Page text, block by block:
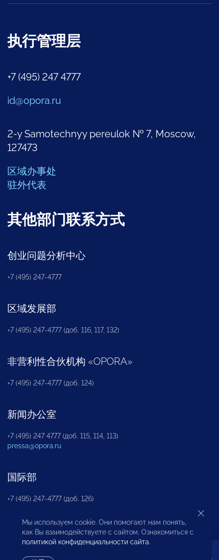
执行管理层
+7 (495) 247 4777
id@opora.ru
2-y Samotechnyy pereulok № 7, Moscow,
127473
区域办事处
驻外代表
其他部门联系方式
创业问题分析中心
+7 (495) 247-4777
区域发展部
+7 (495) 247-4777 (доб. 116, 117, 132)
非营利性合伙机构 «OPORA»
+7 (495) 247-4777 (доб. 124)
新闻办公室
+7 (495) 247 4777 (доб. 115, 114, 113)
pressa@opora.ru
国际部
+7 (495) 247-4777 (доб. 126)
商投权益保护部
Мы используем cookie. Они помогают нам понять,
как Вы взаимодействуете с сайтом. Ознакомиться с
политикой конфиденциальности сайта.